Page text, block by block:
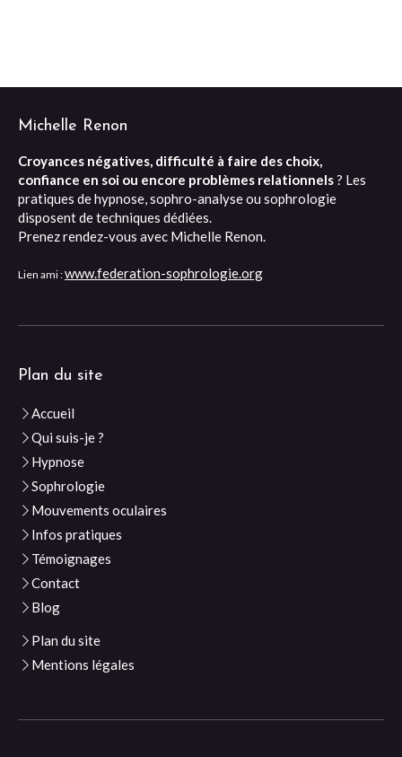
Michelle Renon
Croyances négatives, difficulté à faire des choix,
confiance en soi ou encore problèmes relationnels? Les
pratiques de hypnose, sophro-analyse ou sophrologie
disposent de techniques dédiées.
Prenez rendez-vous avec Michelle Renon.
Lien ami :www.federation-sophrologie.org
Plan du site
Accueil
Qui suis-je ?
Hypnose
Sophrologie
Mouvements oculaires
Infos pratiques
Témoignages
Contact
Blog
Plan du site
Mentions légales